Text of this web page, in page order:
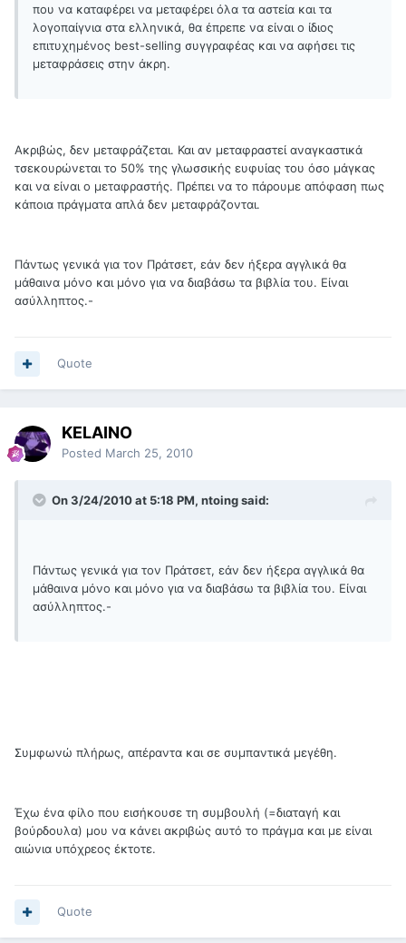
που να καταφέρει να μεταφέρει όλα τα αστεία και τα
λογοπαίγνια στα ελληνικά, θα έπρεπε να είναι ο ίδιος
επιτυχημένος best-selling συγγραφέας και να αφήσει τις
μεταφράσεις στην άκρη.
Ακριβώς, δεν μεταφράζεται. Και αν μεταφραστεί αναγκαστικά
τσεκουρώνεται το 50% της γλωσσικής ευφυίας του όσο μάγκας
και να είναι ο μεταφραστής. Πρέπει να το πάρουμε απόφαση πως
κάποια πράγματα απλά δεν μεταφράζονται.
Πάντως γενικά για τον Πράτσετ, εάν δεν ήξερα αγγλικά θα
μάθαινα μόνο και μόνο για να διαβάσω τα βιβλία του. Είναι
ασύλληπτος.-
Quote
KELAINO
Posted March 25, 2010
On 3/24/2010 at 5:18 PM, ntoing said:
Πάντως γενικά για τον Πράτσετ, εάν δεν ήξερα αγγλικά θα
μάθαινα μόνο και μόνο για να διαβάσω τα βιβλία του. Είναι
ασύλληπτος.-
Συμφωνώ πλήρως, απέραντα και σε συμπαντικά μεγέθη.
Έχω ένα φίλο που εισήκουσε τη συμβουλή (=διαταγή και
βούρδουλα) μου να κάνει ακριβώς αυτό το πράγμα και με είναι
αιώνια υπόχρεος έκτοτε.
Quote